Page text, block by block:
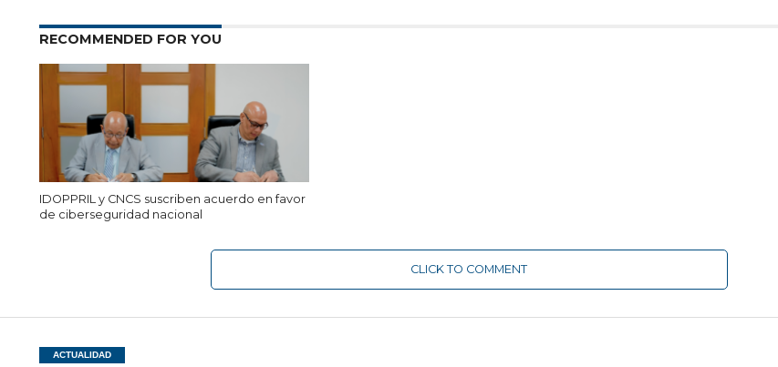
RECOMMENDED FOR YOU
IDOPPRIL y CNCS suscriben acuerdo en favor
de ciberseguridad nacional
CLICK TO COMMENT
ACTUALIDAD